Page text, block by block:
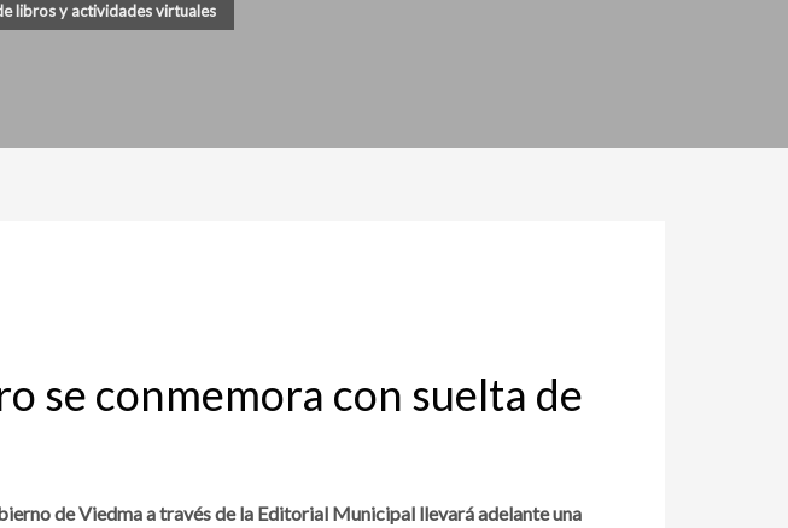
libros y actividades virtuales
se conmemora con suelta de
de Viedma a través de la Editorial Municipal llevará adelante una